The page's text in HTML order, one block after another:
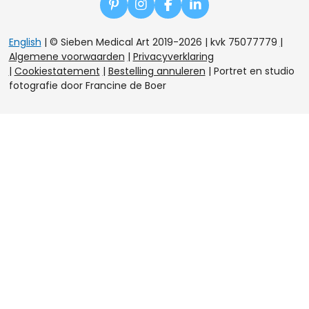
P
i
n
t
e
r
e
I
n
t
a
g
r
F
a
c
e
b
o
L
i
n
k
e
d
English | © Sieben Medical Art 2019-2026 | kvk 75077779 |
Algemene voorwaarden | Privacyverklaring
| Cookiestatement | Bestelling annuleren | Portret en studio
fotografie door Francine de Boer